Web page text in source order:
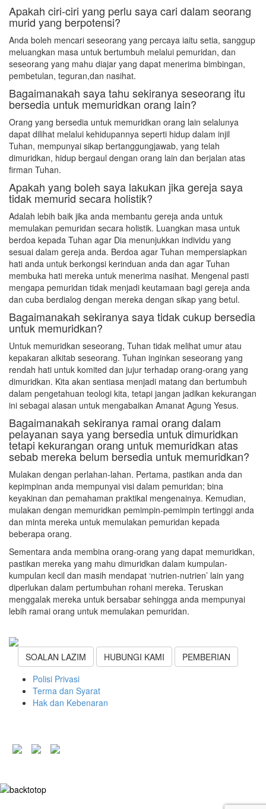
Apakah ciri-ciri yang perlu saya cari dalam seorang
murid yang berpotensi?
Anda boleh mencari seseorang yang percaya iaitu setia, sanggup
meluangkan masa untuk bertumbuh melalui pemuridan, dan
seseorang yang mahu diajar yang dapat menerima bimbingan,
pembetulan, teguran,dan nasihat.
Bagaimanakah saya tahu sekiranya seseorang itu
bersedia untuk memuridkan orang lain?
Orang yang bersedia untuk memuridkan orang lain selalunya
dapat dilihat melalui kehidupannya seperti hidup dalam injil
Tuhan, mempunyai sikap bertanggungjawab, yang telah
dimuridkan, hidup bergaul dengan orang lain dan berjalan atas
firman Tuhan.
Apakah yang boleh saya lakukan jika gereja saya
tidak memurid secara holistik?
Adalah lebih baik jika anda membantu gereja anda untuk
memulakan pemuridan secara holistik. Luangkan masa untuk
berdoa kepada Tuhan agar Dia menunjukkan individu yang
sesuai dalam gereja anda. Berdoa agar Tuhan mempersiapkan
hati anda untuk berkongsi kerinduan anda dan agar Tuhan
membuka hati mereka untuk menerima nasihat. Mengenal pasti
mengapa pemuridan tidak menjadi keutamaan bagi gereja anda
dan cuba berdialog dengan mereka dengan sikap yang betul.
Bagaimanakah sekiranya saya tidak cukup bersedia
untuk memuridkan?
Untuk memuridkan seseorang, Tuhan tidak melihat umur atau
kepakaran alkitab seseorang. Tuhan inginkan seseorang yang
rendah hati untuk komited dan jujur terhadap orang-orang yang
dimuridkan. Kita akan sentiasa menjadi matang dan bertumbuh
dalam pengetahuan teologi kita, tetapi jangan jadikan kekurangan
ini sebagai alasan untuk mengabaikan Amanat Agung Yesus.
Bagaimanakah sekiranya ramai orang dalam
pelayanan saya yang bersedia untuk dimuridkan
tetapi kekurangan orang untuk memuridkan atas
sebab mereka belum bersedia untuk memuridkan?
Mulakan dengan perlahan-lahan. Pertama, pastikan anda dan
kepimpinan anda mempunyai visi dalam pemuridan; bina
keyakinan dan pemahaman praktikal mengenainya. Kemudian,
mulakan dengan memuridkan pemimpin-pemimpin tertinggi anda
dan minta mereka untuk memulakan pemuridan kepada
beberapa orang.
Sementara anda membina orang-orang yang dapat memuridkan,
pastikan mereka yang mahu dimuridkan dalam kumpulan-
kumpulan kecil dan masih mendapat ‘nutrien-nutrien’ lain yang
diperlukan dalam pertumbuhan rohani mereka. Teruskan
menggalak mereka untuk bersabar sehingga anda mempunyai
lebih ramai orang untuk memulakan pemuridan.
SOALAN LAZIM HUBUNGI KAMI
PEMBERIAN
Polisi Privasi
Terma dan Syarat
Hak dan Kebenaran